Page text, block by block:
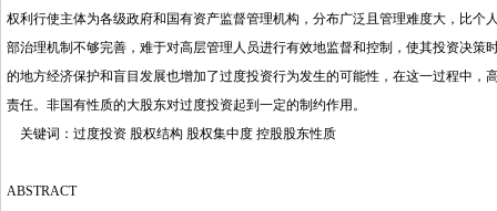
权利行使主体为各级政府和国有资产监督管理机构，分布广泛且管理难度大，比个
部治理机制不够完善，难于对高层管理人员进行有效地监督和控制，使其投资决
的地方经济保护和盲目发展也增加了过度投资行为发生的可能性，在这一过程中
责任。非国有性质的大股东对过度投资起到一定的制约作用。
关键词：过度投资 股权结构 股权集中度 控股股东性质
ABSTRACT